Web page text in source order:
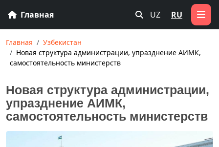
Главная UZ RU
Главная
Узбекистан
Новая структура администрации, упразднение АИМК,
самостоятельность министерств
Новая структура администрации,
упразднение АИМК,
самостоятельность министерств